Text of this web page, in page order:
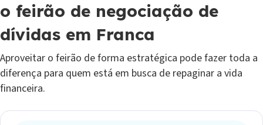
o feirão de negociação de
dívidas em Franca
Aproveitar o feirão de forma estratégica pode fazer toda a
diferença para quem está em busca de repaginar a vida
financeira.